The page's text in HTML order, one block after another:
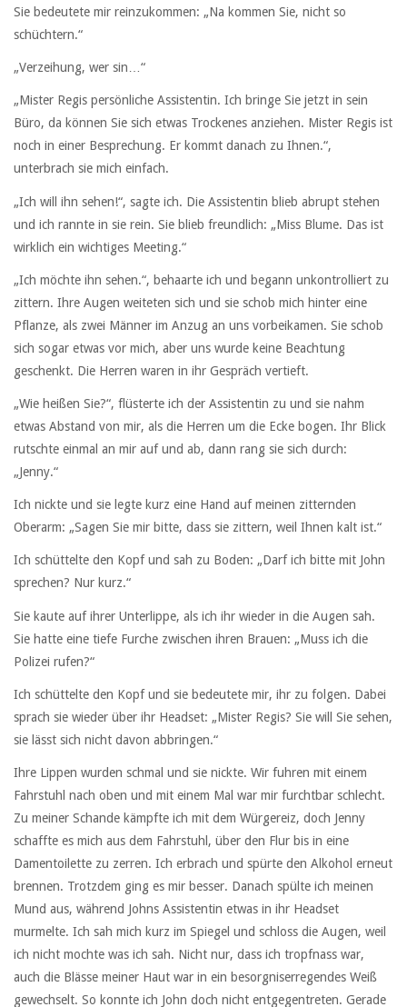
Sie bedeutete mir reinzukommen: „Na kommen Sie, nicht so
schüchtern.“
„Verzeihung, wer sin…“
„Mister Regis persönliche Assistentin. Ich bringe Sie jetzt in sein
Büro, da können Sie sich etwas Trockenes anziehen. Mister Regis ist
noch in einer Besprechung. Er kommt danach zu Ihnen.“,
unterbrach sie mich einfach.
„Ich will ihn sehen!“, sagte ich. Die Assistentin blieb abrupt stehen
und ich rannte in sie rein. Sie blieb freundlich: „Miss Blume. Das ist
wirklich ein wichtiges Meeting.“
„Ich möchte ihn sehen.“, behaarte ich und begann unkontrolliert zu
zittern. Ihre Augen weiteten sich und sie schob mich hinter eine
Pflanze, als zwei Männer im Anzug an uns vorbeikamen. Sie schob
sich sogar etwas vor mich, aber uns wurde keine Beachtung
geschenkt. Die Herren waren in ihr Gespräch vertieft.
„Wie heißen Sie?“, flüsterte ich der Assistentin zu und sie nahm
etwas Abstand von mir, als die Herren um die Ecke bogen. Ihr Blick
rutschte einmal an mir auf und ab, dann rang sie sich durch:
„Jenny.“
Ich nickte und sie legte kurz eine Hand auf meinen zitternden
Oberarm: „Sagen Sie mir bitte, dass sie zittern, weil Ihnen kalt ist.“
Ich schüttelte den Kopf und sah zu Boden: „Darf ich bitte mit John
sprechen? Nur kurz.“
Sie kaute auf ihrer Unterlippe, als ich ihr wieder in die Augen sah.
Sie hatte eine tiefe Furche zwischen ihren Brauen: „Muss ich die
Polizei rufen?“
Ich schüttelte den Kopf und sie bedeutete mir, ihr zu folgen. Dabei
sprach sie wieder über ihr Headset: „Mister Regis? Sie will Sie sehen,
sie lässt sich nicht davon abbringen.“
Ihre Lippen wurden schmal und sie nickte. Wir fuhren mit einem
Fahrstuhl nach oben und mit einem Mal war mir furchtbar schlecht.
Zu meiner Schande kämpfte ich mit dem Würgereiz, doch Jenny
schaffte es mich aus dem Fahrstuhl, über den Flur bis in eine
Damentoilette zu zerren. Ich erbrach und spürte den Alkohol erneut
brennen. Trotzdem ging es mir besser. Danach spülte ich meinen
Mund aus, während Johns Assistentin etwas in ihr Headset
murmelte. Ich sah mich kurz im Spiegel und schloss die Augen, weil
ich nicht mochte was ich sah. Nicht nur, dass ich tropfnass war,
auch die Blässe meiner Haut war in ein besorgniserregendes Weiß
gewechselt. So konnte ich John doch nicht entgegentreten. Gerade